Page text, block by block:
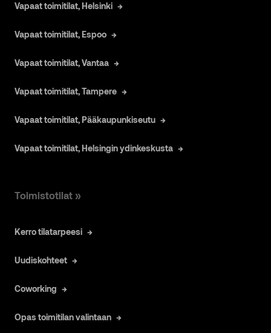
Vapaat toimitilat, Helsinki
Vapaat toimitilat, Espoo
Vapaat toimitilat, Vantaa
Vapaat toimitilat, Tampere
Vapaat toimitilat, Pääkaupunkiseutu
Vapaat toimitilat, Helsingin ydinkeskusta
Toimistotilat »
Kerro tilatarpeesi
Uudiskohteet
Coworking
Opas toimitilan valintaan